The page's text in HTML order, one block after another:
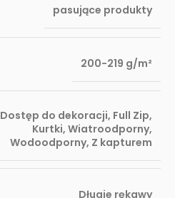
pasujące produkty
200-219 g/m²
Dostęp do dekoracji, Full Zip,
Kurtki, Wiatroodporny,
Wodoodporny, Z kapturem
Długie rękawy